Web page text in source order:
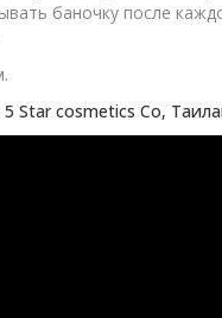
баночку после
5 Star cosmetics Co,